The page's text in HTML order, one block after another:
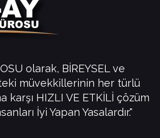
olarak, BİREYSEL ve
müvekkillerinin her türlü
karşı HIZLI VE ETKİLİ çözüm
İyi Yapan Yasalardır."